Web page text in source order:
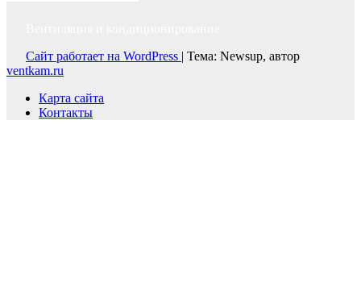
Сайт работает на WordPress | Тема: Newsup, автор
ventkam.ru
Карта сайта
Контакты